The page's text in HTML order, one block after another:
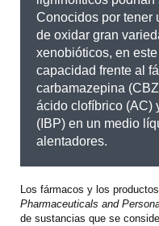
Conocidos por tener
de oxidar gran
xenobióticos, en
capacidad frente al
carbamazepina
ácido clofíbrico (AC)
(IBP) en un medio
alentadores.
Los fármacos y los
Pharmaceuticals and
de sustancias que se